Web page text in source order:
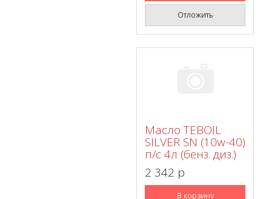
Отложить
Масло TEBOIL
SILVER SN (10w-40)
п/с 4л (бенз. диз.)
2 342 p
В корзину